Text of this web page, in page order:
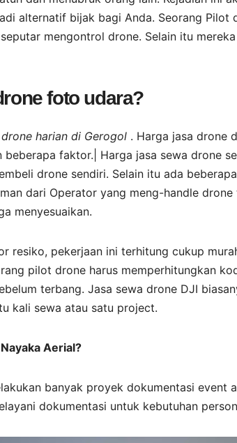
alternatif bijak bagi Anda. Seorang Pilot
mengontrol drone. Selain itu
foto udara?
harian di Gerogol . Harga jasa drone
beberapa faktor.| Harga jasa sewa drone
drone sendiri. Selain itu ada
dari Operator yang meng-handle
menyesuaikan.
resiko, pekerjaan ini terhitung cukup
pilot drone harus memperhitungkan
terbang. Jasa sewa drone DJI
kali sewa atau satu project.
Aerial?
banyak proyek dokumentasi event
dokumentasi untuk kebutuhan